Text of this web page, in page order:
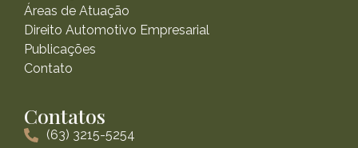
Áreas de Atuação
Direito Automotivo Empresarial
Publicações
Contato
Contatos
(63) 3215-5254